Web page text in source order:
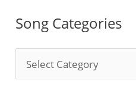
Song Categories
o